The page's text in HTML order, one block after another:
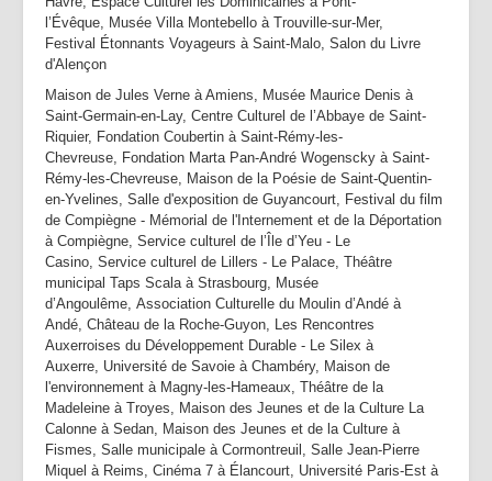
l’Évêque, Musée Villa Montebello à Trouville-sur-Mer,
Festival Étonnants Voyageurs à Saint-Malo, Salon du Livre
d'Alençon
Maison de Jules Verne à Amiens, Musée Maurice Denis à
Saint-Germain-en-Lay, Centre Culturel de l’Abbaye de Saint-
Riquier, Fondation Coubertin à Saint-Rémy-les-
Chevreuse, Fondation Marta Pan-André Wogenscky à Saint-
Rémy-les-Chevreuse, Maison de la Poésie de Saint-Quentin-
en-Yvelines, Salle d'exposition de Guyancourt, Festival du film
de Compiègne - Mémorial de l'Internement et de la Déportation
à Compiègne, Service culturel de l’Île d’Yeu - Le
Casino, Service culturel de Lillers - Le Palace, Théâtre
municipal Taps Scala à Strasbourg, Musée
d’Angoulême, Association Culturelle du Moulin d’Andé à
Andé, Château de la Roche-Guyon, Les Rencontres
Auxerroises du Développement Durable - Le Silex à
Auxerre, Université de Savoie à Chambéry, Maison de
l'environnement à Magny-les-Hameaux, Théâtre de la
Madeleine à Troyes, Maison des Jeunes et de la Culture La
Calonne à Sedan, Maison des Jeunes et de la Culture à
Fismes, Salle municipale à Cormontreuil, Salle Jean-Pierre
Miquel à Reims, Cinéma 7 à Élancourt, Université Paris-Est à